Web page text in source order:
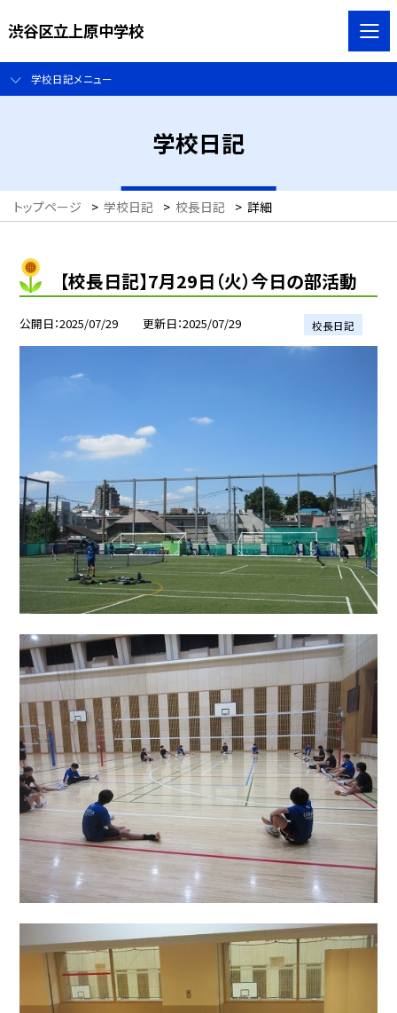
渋谷区立上原中学校
学校日記メニュー
学校日記
トップページ > 学校日記 > 校長日記 > 詳細
【校長日記】7月29日（火）今日の部活動
公開日 2025/07/29 更新日 2025/07/29 校長日記